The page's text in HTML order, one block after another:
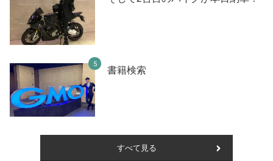
書籍検索
すべて見る